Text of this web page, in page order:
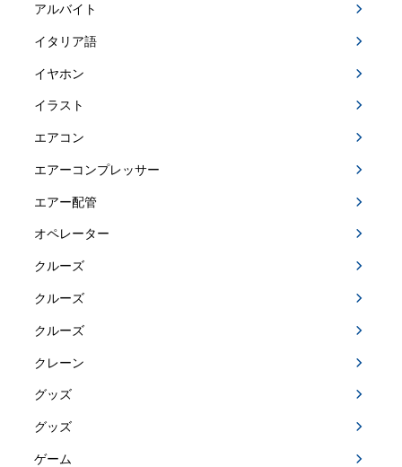
アルバイト
イタリア語
イヤホン
イラスト
エアコン
エアーコンプレッサー
エアー配管
オペレーター
クルーズ
クルーズ
クルーズ
クレーン
グッズ
グッズ
ゲーム